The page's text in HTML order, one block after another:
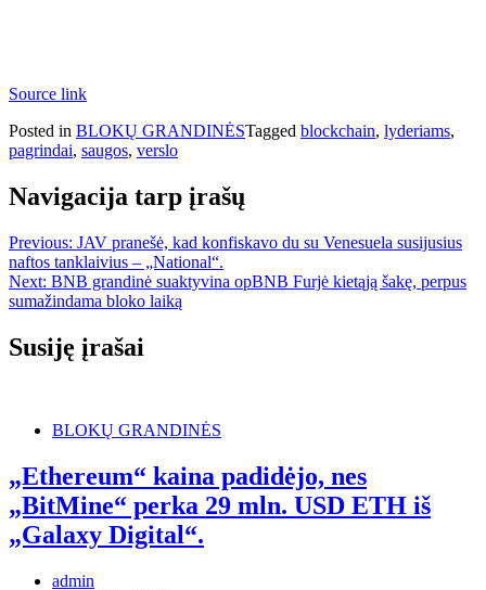
Source link
Posted in BLOKŲ GRANDINĖSTagged blockchain, lyderiams,
pagrindai, saugos, verslo
Navigacija tarp įrašų
Previous: JAV pranešė, kad konfiskavo du su Venesuela susijusius
naftos tanklaivius – „National“.
Next: BNB grandinė suaktyvina opBNB Furjė kietąją šakę, perpus
sumažindama bloko laiką
Susiję įrašai
BLOKŲ GRANDINĖS
„Ethereum“ kaina padidėjo, nes
„BitMine“ perka 29 mln. USD ETH iš
„Galaxy Digital“.
admin